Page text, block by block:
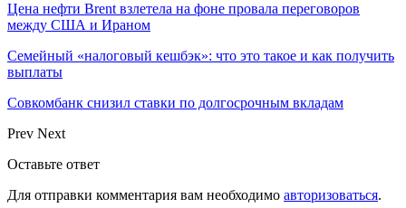
Цена нефти Brent взлетела на фоне провала переговоров
между США и Ираном
Семейный «налоговый кешбэк»: что это такое и как получить
выплаты
Совкомбанк снизил ставки по долгосрочным вкладам
Prev Next
Оставьте ответ
Для отправки комментария вам необходимо авторизоваться.